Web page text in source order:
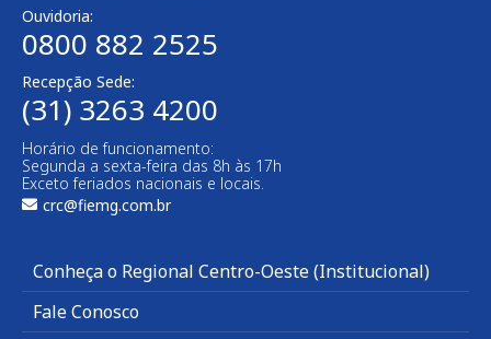
Ouvidoria:
0800 882 2525
Recepção Sede:
(31) 3263 4200
Horário de funcionamento:
Segunda a sexta-feira das 8h às 17h
Exceto feriados nacionais e locais.
crc@fiemg.com.br
Conheça o Regional Centro-Oeste (Institucional)
Fale Conosco